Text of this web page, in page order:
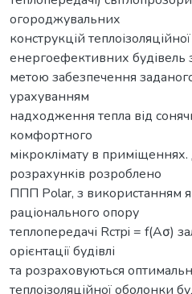
огороджувальних
конструкцій
енергоефективних будівель
метою забезпечення
урахуванням
надходження тепла від
комфортного
мікроклімату в приміщеннях.
розрахунків розроблено
ППП Polar, з використанням
раціонального опору
теплопередачі Rcтpi = f(Аσ)
орієнтації будівлі
та розраховуються
теплоізоляційної оболонки